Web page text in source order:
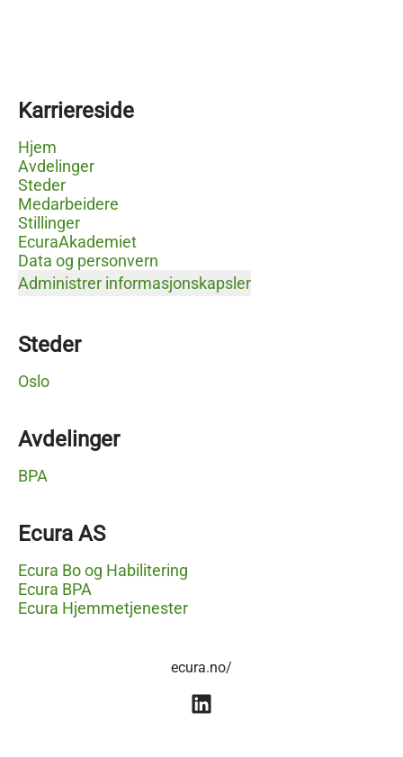
Karriereside
Hjem
Avdelinger
Steder
Medarbeidere
Stillinger
EcuraAkademiet
Data og personvern
Administrer informasjonskapsler
Steder
Oslo
Avdelinger
BPA
Ecura AS
Ecura Bo og Habilitering
Ecura BPA
Ecura Hjemmetjenester
ecura.no/